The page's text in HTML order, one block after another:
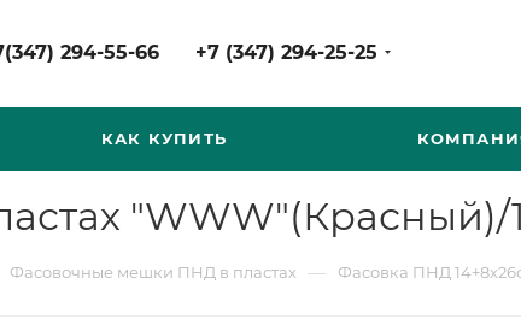
294-55-66 +7 (347) 294-25-25
КАК КУПИТЬ
"WWW"(Красный)/
Фасовочные мешки ПНД в пластах — Фасовка ПНД